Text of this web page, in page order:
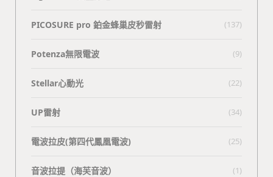
PICOSURE pro 鉑金蜂巢皮秒雷射 (137)
Potenza無限電波 (9)
Stellar心動光 (22)
UP雷射 (34)
電波拉皮(第四代鳳凰電波) (25)
⾳波拉提（海芙⾳波） (1)